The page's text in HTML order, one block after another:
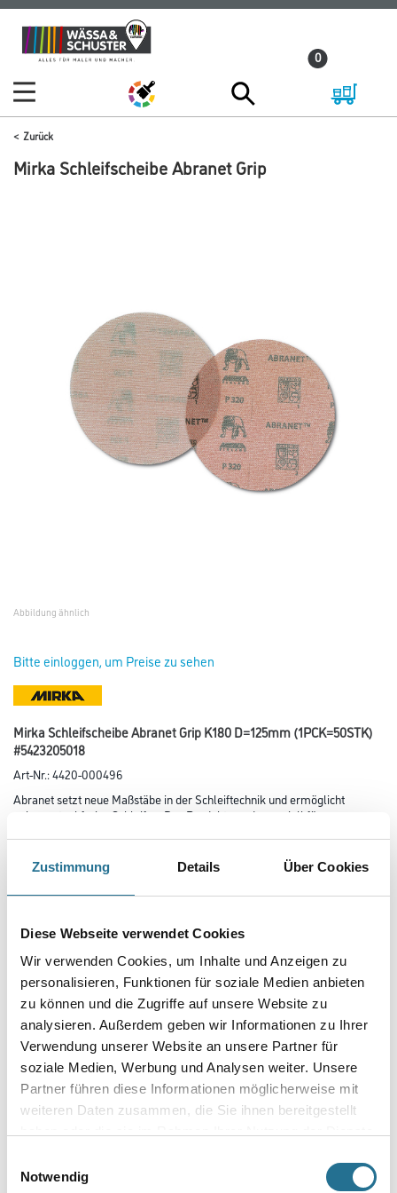
Zustimmung Details Über Cookies
Diese Webseite verwendet Cookies
Wir verwenden Cookies, um Inhalte und Anzeigen zu
personalisieren, Funktionen für soziale Medien anbieten
zu können und die Zugriffe auf unsere Website zu
analysieren. Außerdem geben wir Informationen zu Ihrer
Verwendung unserer Website an unsere Partner für
soziale Medien, Werbung und Analysen weiter. Unsere
Partner führen diese Informationen möglicherweise mit
weiteren Daten zusammen, die Sie ihnen bereitgestellt
Notwendig
Zum
Inhalt
Zum
Navigationsmenü
0
Zurück
Mirka Schleifscheibe Abranet Grip
Abbildung ähnlich
Bitte einloggen, um Preise zu sehen
Mirka Schleifscheibe Abranet Grip K180 D=125mm (1PCK=50STK)
#5423205018
Art-Nr.:4420-000496
Abranet setzt neue Maßstäbe in der Schleiftechnik und ermöglicht
nahezu staubfreies Schleifen. Das Produkt wurde speziell für
optimale Staubabsaugung gewährleistet und eine höhere Standzeit
Körnung
Umrechnungsfaktoren